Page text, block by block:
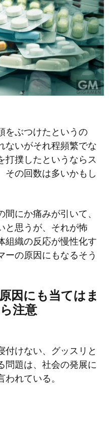
をぶつけたというの
ないがそれ程頻繁でな
打撲したというならス
その回数は多いかもし
にか痛みが引いて、
と思うが、それが怖
組織の反応が慢性化す
ーの原因にもなるそう
因にも当てはま
注意
付けない、グッスリと
問題は、社会の発展に
れている。